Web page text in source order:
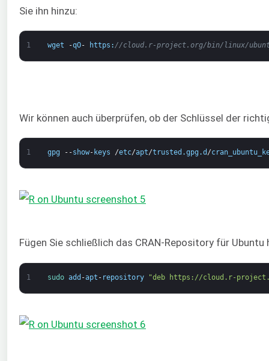
Sie ihn hinzu:
1 wget -qO- https : //cloud.r-project.org/bin/linux/
Wir können auch überprüfen, ob der Schlüssel der
1 gpg --show- keys /etc/apt/trusted .gpg .d /
Fügen Sie schließlich das CRAN-Repository für Ubuntu
1 sudo add -apt - repository "deb https://cloud.r-